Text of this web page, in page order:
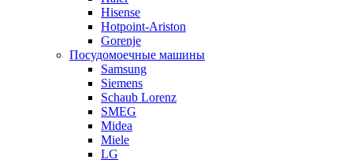
Hisense
Hotpoint-Ariston
Gorenje
Посудомоечные машины
Samsung
Siemens
Schaub Lorenz
SMEG
Midea
Miele
LG